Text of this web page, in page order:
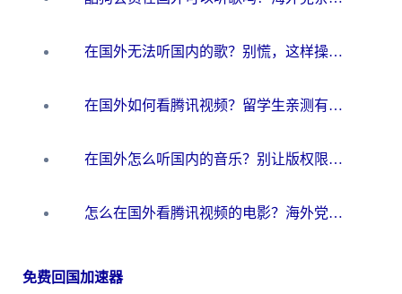
在国外无法听国内的歌？别慌，这样操作就能畅听QQ音乐（附亲测加速器推荐）
在国外如何看腾讯视频？留学生亲测有效的回国加速方案
在国外怎么听国内的音乐？别让版权限制断了你的华语歌单
怎么在国外看腾讯视频的电影？海外党亲测有效的回国加速指南
免费回国加速器